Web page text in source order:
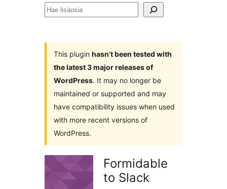
Hae
This plugin hasn’t been tested with
the latest 3 major releases of
WordPress. It may no longer be
maintained or supported and may
have compatibility issues when used
with more recent versions of
WordPress.
Formidable
to Slack